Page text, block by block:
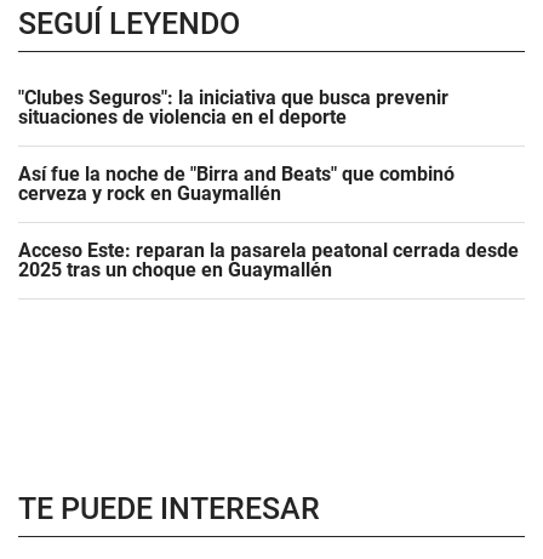
SEGUÍ LEYENDO
"Clubes Seguros": la iniciativa que busca prevenir
situaciones de violencia en el deporte
Así fue la noche de "Birra and Beats" que combinó
cerveza y rock en Guaymallén
Acceso Este: reparan la pasarela peatonal cerrada desde
2025 tras un choque en Guaymallén
TE PUEDE INTERESAR